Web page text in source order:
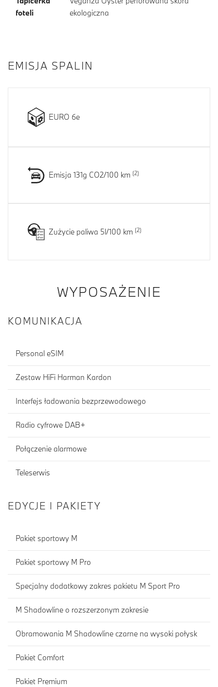
foteli
ekologiczna
EMISJA SPALIN
EURO 6e
Emisja 131g CO2/100 km
Zużycie paliwa 5l/100 km
WYPOSAŻENIE
KOMUNIKACJA
Personal eSIM
Zestaw HiFi Harman Kardon
Interfejs ładowania bezprzewodowego
Radio cyfrowe DAB+
Połączenie alarmowe
Teleserwis
EDYCJE I PAKIETY
Pakiet sportowy M
Pakiet sportowy M Pro
Specjalny dodatkowy zakres pakietu M Sport Pro
M Shadowline o rozszerzonym zakresie
Obramowania M Shadowline czarne na wysoki połysk
Pakiet Comfort
Pakiet Premium